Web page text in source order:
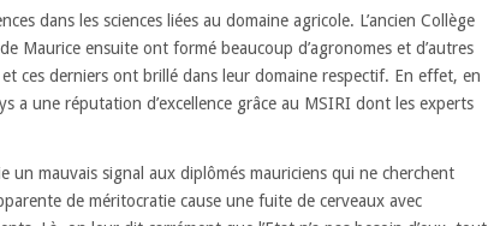
dans les sciences liées au domaine agricole. L’ancien Collège
Maurice ensuite ont formé beaucoup d’agronomes et d’autres
et ces derniers ont brillé dans leur domaine respectif. En effet, en
a une réputation d’excellence grâce au MSIRI dont les experts
un mauvais signal aux diplômés mauriciens qui ne cherchent
de méritocratie cause une fuite de cerveaux avec